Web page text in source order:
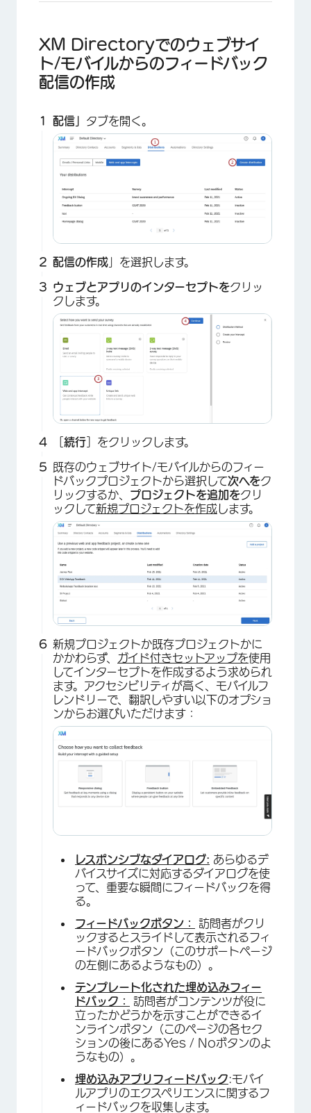
XM Directoryでのウェブサイ
ト/モバイルからのフィードバック
配信の作成
配信」 タブを開く。
×
配信の作成 」を選択します。
ウェブとアプリのインターセプトをクリッ
クします。
×
続行 ］をクリックします。
既存のウェブサイト/モバイルからのフィー
ドバックプロジェクトから選択して次へをク
リックするか、 プロジェクトを追加をクリ
ックして新規プロジェクトを作成します。
新規プロジェクトか既存プロジェクトかに
かかわらず、 ガイド付きセットアップを使用
してインターセプトを作成するよう求められ
ます。アクセシビリティが高く、モバイルフ
レンドリーで、翻訳しやすい以下のオプショ
ンからお選びいただけます：
レスポンシブなダイアログ: あらゆるデ
バイスサイズに対応するダイアログを使
って、重要な瞬間にフィードバックを得
る。
フィードバックボタン：
訪問者がクリ
ックするとスライドして表示されるフィ
ードバックボタン（このサポートページ
の左側にあるようなもの）。
テンプレート化された埋め込みフィー
ドバック：
訪問者がコンテンツが役に
立ったかどうかを示すことができるイ
ンラインボタン（このページの各セク
ションの後にあるYes / Noボタンのよ
うなもの）。
埋め込みアプリフィードバック:モバイ
ルアプリのエクスペリエンスに関するフ
ィードバックを収集します。